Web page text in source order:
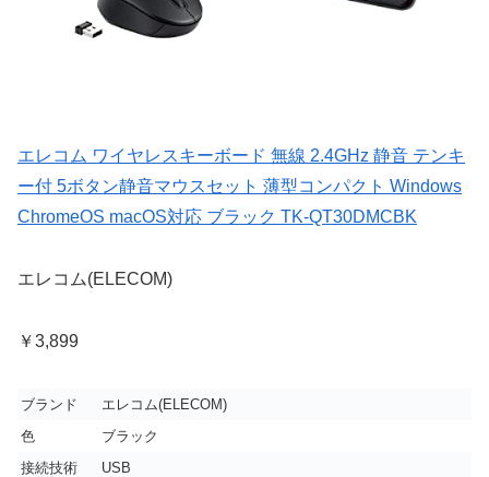
エレコム ワイヤレスキーボード 無線 2.4GHz 静音 テンキ
ー付 5ボタン静音マウスセット 薄型コンパクト Windows
ChromeOS macOS対応 ブラック TK-QT30DMCBK
エレコム(ELECOM)
￥3,899
ブランド
エレコム(ELECOM)
色
ブラック
接続技術
USB